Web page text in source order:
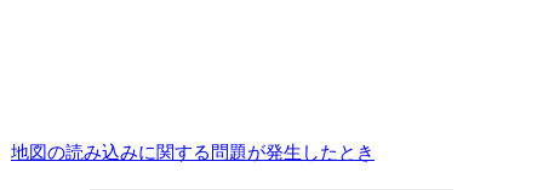
地図の読み込みに関する問題が発生したとき